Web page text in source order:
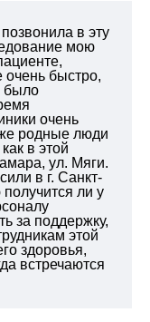
в эту
мою
очень быстро,
было
очень
родные люди
в этой
ул. Мяги.
в г. Санкт-
ли у
за поддержку,
этой
здоровья,
встречаются